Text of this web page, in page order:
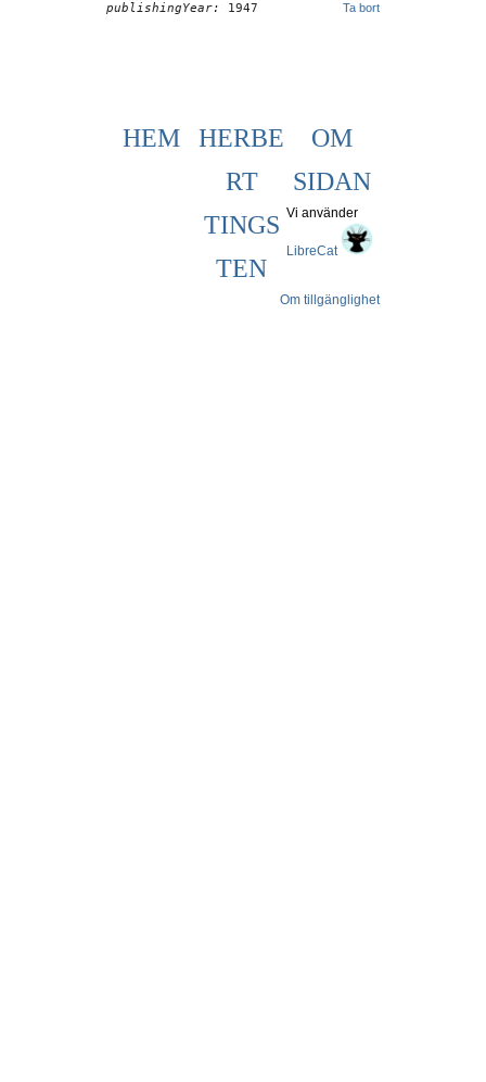
Ta bort
publishingYear: 1947
HEM
HERBE
RT
TINGS
TEN
OM
SIDAN
Om tillgänglighet
Vi använder
LibreCat